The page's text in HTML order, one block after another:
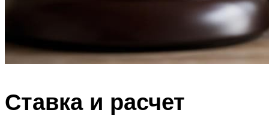
Ставка и расчет